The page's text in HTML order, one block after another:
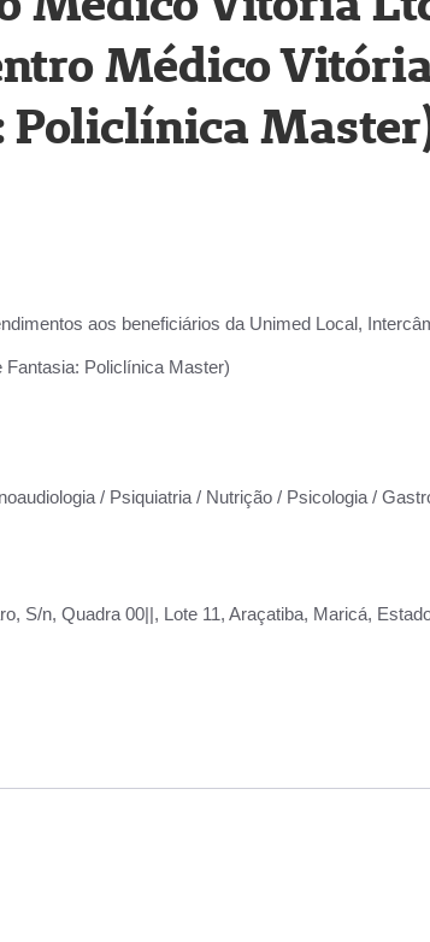
Médico
Policlínica
aos beneficiários da Unimed Local,
Policlínica Master)
/ Psiquiatria / Nutrição / Psicologia /
S/n, Quadra 00||, Lote 11, Araçatiba, Maricá,